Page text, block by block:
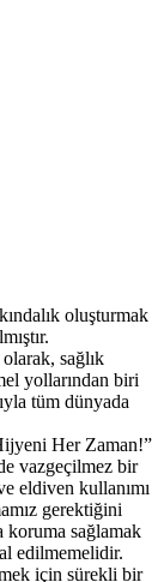
oluşturmak
sağlık
yollarından biri
tüm dünyada
Her Zaman!”
vazgeçilmez bir
eldiven kullanımı
gerektiğini
koruma sağlamak
edilmemelidir.
için sürekli bir